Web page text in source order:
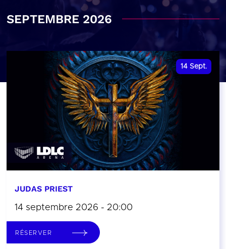
SEPTEMBRE 2026
14 Sept.
JUDAS PRIEST
14 septembre 2026 - 20:00
RÉSERVER